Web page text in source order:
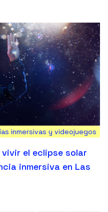
inmersivas y videojuegos
el eclipse solar
inmersiva en Las